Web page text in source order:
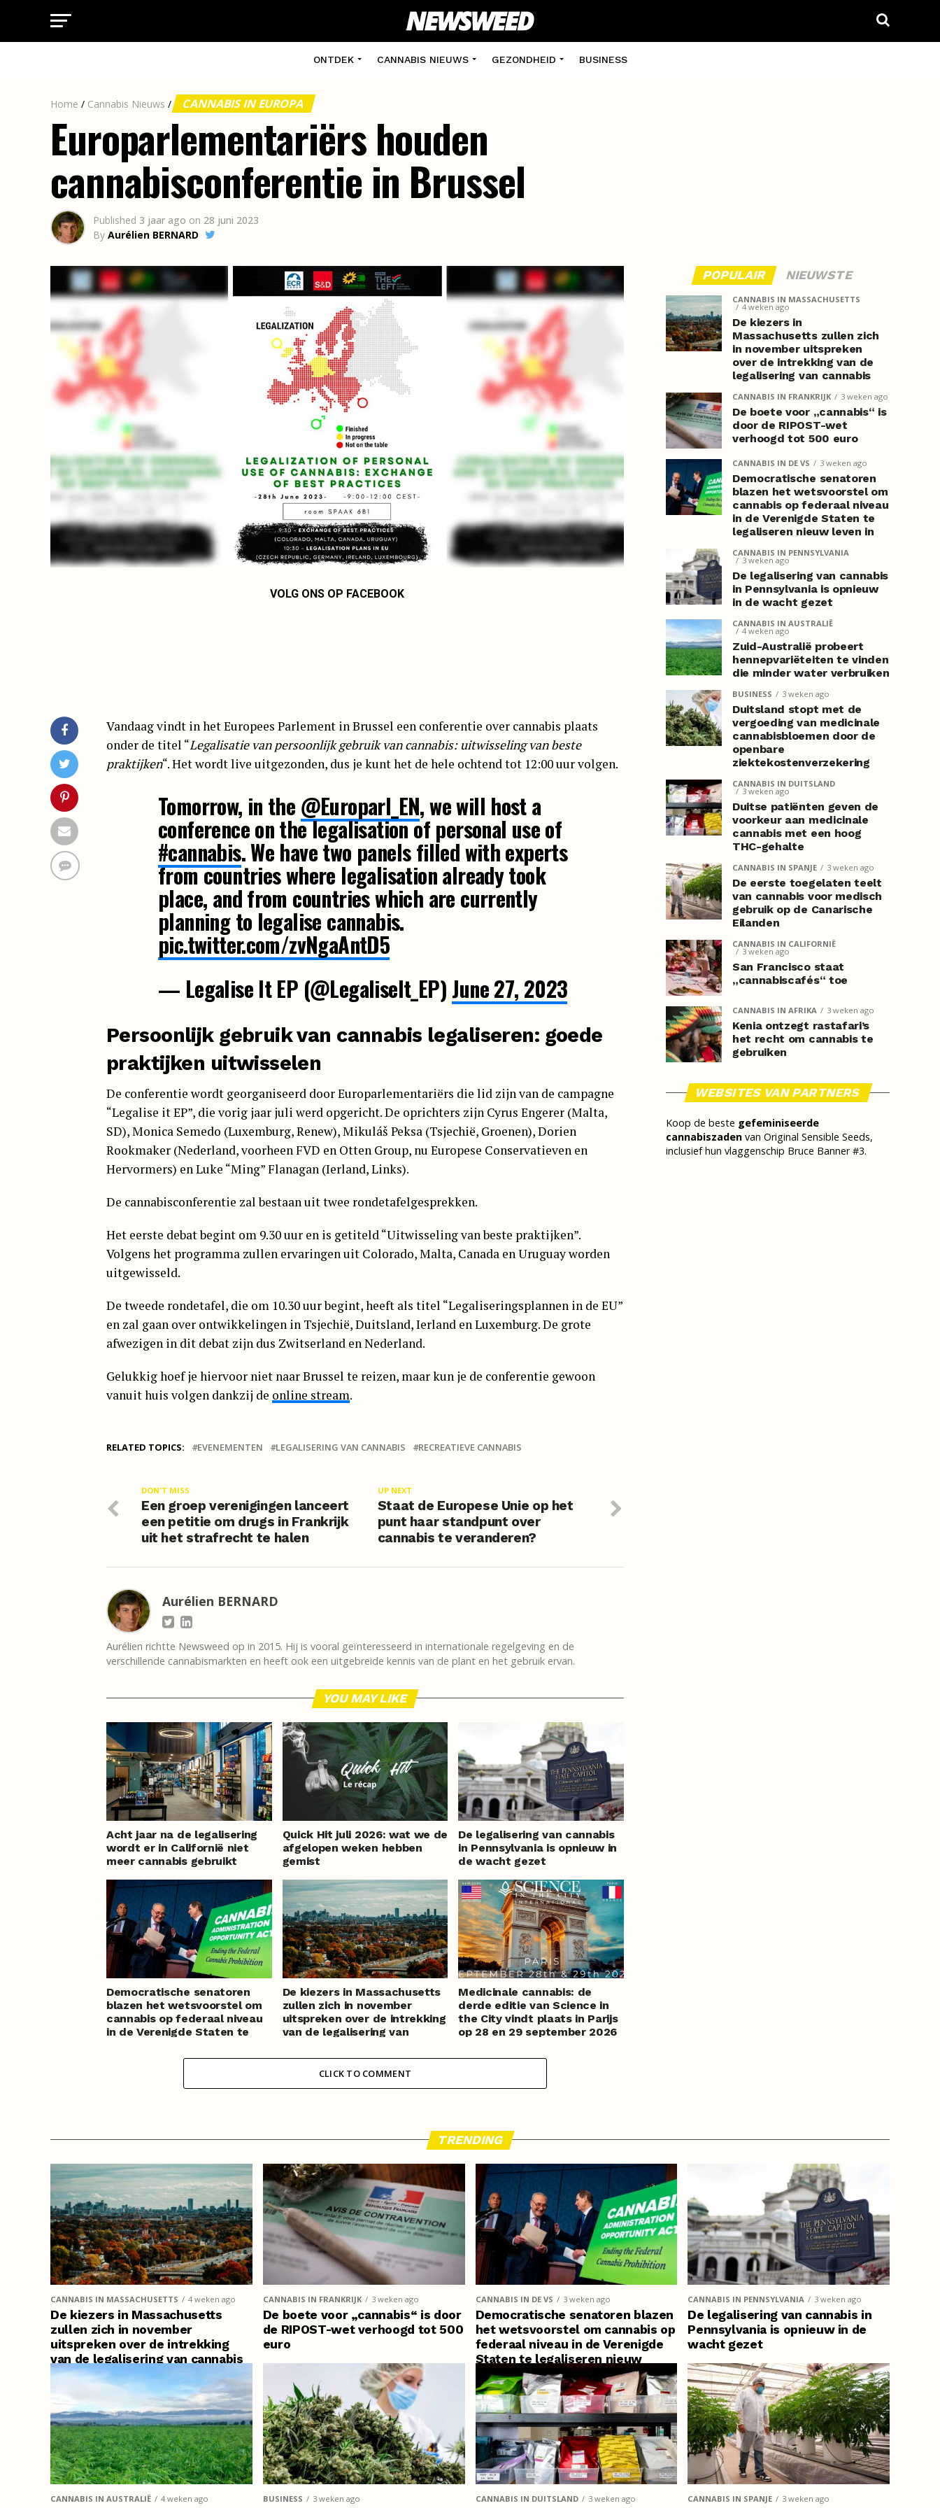
ONTDEK CANNABIS NIEUWS GEZONDHEID BUSINESS
Home / Cannabis Nieuws / CANNABIS IN EUROPA
Europarlementariërs houden
cannabisconferentie in Brussel
Published 3 jaar ago on 28 juni 2023
By Aurélien BERNARD
VOLG ONS OP FACEBOOK
Vandaag vindt in het Europees Parlement in Brussel een conferentie over cannabis plaats
onder de titel “Legalisatie van persoonlijk gebruik van cannabis: uitwisseling van beste
praktijken“. Het wordt live uitgezonden, dus je kunt het de hele ochtend tot 12:00 uur volgen.
Tomorrow, in the @Europarl_EN, we will host a
conference on the legalisation of personal use of
#cannabis. We have two panels filled with experts
from countries where legalisation already took
place, and from countries which are currently
planning to legalise cannabis.
pic.twitter.com/zvNgaAntD5
— Legalise It EP (@LegaliseIt_EP) June 27, 2023
Persoonlijk gebruik van cannabis legaliseren: goede
praktijken uitwisselen
De conferentie wordt georganiseerd door Europarlementariërs die lid zijn van de campagne
“Legalise it EP”, die vorig jaar juli werd opgericht. De oprichters zijn Cyrus Engerer (Malta,
SD), Monica Semedo (Luxemburg, Renew), Mikuláš Peksa (Tsjechië, Groenen), Dorien
Rookmaker (Nederland, voorheen FVD en Otten Group, nu Europese Conservatieven en
Hervormers) en Luke “Ming” Flanagan (Ierland, Links).
De cannabisconferentie zal bestaan uit twee rondetafelgesprekken.
Het eerste debat begint om 9.30 uur en is getiteld “Uitwisseling van beste praktijken”.
Volgens het programma zullen ervaringen uit Colorado, Malta, Canada en Uruguay worden
uitgewisseld.
De tweede rondetafel, die om 10.30 uur begint, heeft als titel “Legaliseringsplannen in de EU”
en zal gaan over ontwikkelingen in Tsjechië, Duitsland, Ierland en Luxemburg. De grote
afwezigen in dit debat zijn dus Zwitserland en Nederland.
Gelukkig hoef je hiervoor niet naar Brussel te reizen, maar kun je de conferentie gewoon
vanuit huis volgen dankzij de online stream.
RELATED TOPICS: EVENEMENTEN LEGALISERING VAN CANNABIS RECREATIEVE CANNABIS
UP NEXT
Staat de Europese Unie op het
punt haar standpunt over
cannabis te veranderen?
DON'T MISS
Een groep verenigingen lanceert
een petitie om drugs in Frankrijk
uit het strafrecht te halen
Aurélien BERNARD
Aurélien richtte Newsweed op in 2015. Hij is vooral geïnteresseerd in internationale regelgeving en de
verschillende cannabismarkten en heeft ook een uitgebreide kennis van de plant en het gebruik ervan.
YOU MAY LIKE
Acht jaar na de legalisering
wordt er in Californië niet
meer cannabis gebruikt
Quick Hit juli 2026: wat we de
afgelopen weken hebben
gemist
De legalisering van cannabis
in Pennsylvania is opnieuw in
de wacht gezet
Democratische senatoren
blazen het wetsvoorstel om
cannabis op federaal niveau
in de Verenigde Staten te
De kiezers in Massachusetts
zullen zich in november
uitspreken over de intrekking
van de legalisering van
Medicinale cannabis: de
derde editie van Science in
the City vindt plaats in Parijs
op 28 en 29 september 2026
CLICK TO COMMENT
POPULAIR NIEUWSTE
CANNABIS IN MASSACHUSETTS
4 weken ago
De kiezers in
Massachusetts zullen zich
in november uitspreken
over de intrekking van de
legalisering van cannabis
CANNABIS IN FRANKRIJK 3 weken ago
De boete voor „cannabis“ is
door de RIPOST-wet
verhoogd tot 500 euro
CANNABIS IN DE VS 3 weken ago
Democratische senatoren
blazen het wetsvoorstel om
cannabis op federaal niveau
in de Verenigde Staten te
legaliseren nieuw leven in
CANNABIS IN PENNSYLVANIA
3 weken ago
De legalisering van cannabis
in Pennsylvania is opnieuw
in de wacht gezet
CANNABIS IN AUSTRALIË
4 weken ago
Zuid-Australië probeert
hennepvariëteiten te vinden
die minder water verbruiken
BUSINESS 3 weken ago
Duitsland stopt met de
vergoeding van medicinale
cannabisbloemen door de
openbare
ziektekostenverzekering
CANNABIS IN DUITSLAND
3 weken ago
Duitse patiënten geven de
voorkeur aan medicinale
cannabis met een hoog
THC-gehalte
CANNABIS IN SPANJE 3 weken ago
De eerste toegelaten teelt
van cannabis voor medisch
gebruik op de Canarische
Eilanden
CANNABIS IN CALIFORNIË
3 weken ago
San Francisco staat
„cannabiscafés“ toe
CANNABIS IN AFRIKA 3 weken ago
Kenia ontzegt rastafari’s
het recht om cannabis te
gebruiken
WEBSITES VAN PARTNERS
Koop de beste gefeminiseerde
cannabiszaden van Original Sensible Seeds,
inclusief hun vlaggenschip Bruce Banner #3.
TRENDING
CANNABIS IN MASSACHUSETTS 4 weken ago
De kiezers in Massachusetts
zullen zich in november
uitspreken over de intrekking
van de legalisering van cannabis
CANNABIS IN FRANKRIJK 3 weken ago
De boete voor „cannabis“ is door
de RIPOST-wet verhoogd tot 500
euro
CANNABIS IN DE VS 3 weken ago
Democratische senatoren blazen
het wetsvoorstel om cannabis op
federaal niveau in de Verenigde
Staten te legaliseren nieuw
leven in
CANNABIS IN PENNSYLVANIA 3 weken ago
De legalisering van cannabis in
Pennsylvania is opnieuw in de
wacht gezet
CANNABIS IN AUSTRALIË 4 weken ago BUSINESS 3 weken ago CANNABIS IN DUITSLAND 3 weken ago CANNABIS IN SPANJE 3 weken ago